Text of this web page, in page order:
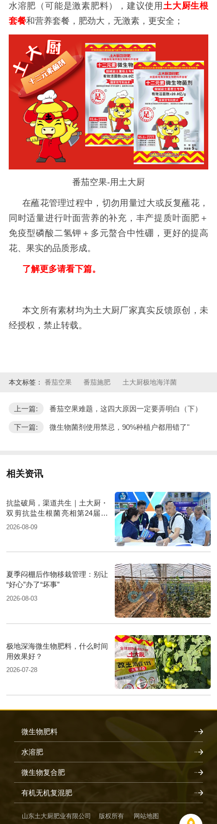
水溶肥（可能是激素肥料），建议使用 土大厨生根
套餐和营养套餐，肥劲大，无激素，更安全；
番茄空果-用土大厨
在蘸花管理过程中，切勿用量过大或反复蘸花，
同时适量进行叶面营养的补充，丰产提质叶面肥＋
免疫型磷酸二氢钾＋多元螯合中性硼，更好的提高
花、果实的品质形成。
了解更多请看下篇。
本文所有素材均为土大厨厂家真实反馈原创，未
经授权，禁止转载。
本文标签： 番茄空果 番茄施肥 土大厨极地海洋菌
上一篇: 番茄空果难题，这四大原因一定要弄明白（下）
下一篇: 微生物菌剂使用禁忌，90%种植户都用错了"
相关资讯
抗盐破局，渠道共生｜土大厨・
双剪抗盐生根菌亮相第24届新
疆国际农业博览会
2026-08-09
夏季闷棚后作物移栽管理：别让
“好心”办了“坏事”
2026-08-03
极地深海微生物肥料，什么时间
用效果好？
2026-07-28
微生物肥料
水溶肥
微生物复合肥
有机无机复混肥
山东土大厨肥业有限公司 版权所有 网站地图